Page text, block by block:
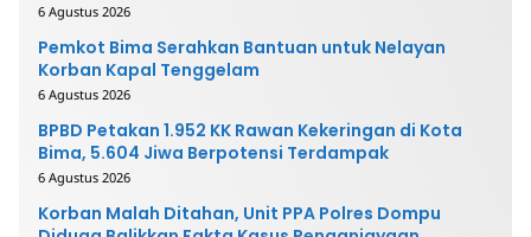
6 Agustus 2026
Pemkot Bima Serahkan Bantuan untuk Nelayan
Korban Kapal Tenggelam
6 Agustus 2026
BPBD Petakan 1.952 KK Rawan Kekeringan di Kota
Bima, 5.604 Jiwa Berpotensi Terdampak
6 Agustus 2026
Korban Malah Ditahan, Unit PPA Polres Dompu